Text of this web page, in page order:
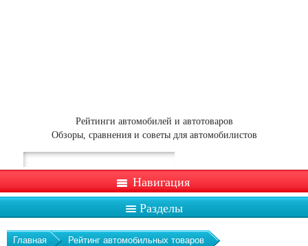
Рейтинги автомобилей и автотоваров
Обзоры, сравнения и советы для автомобилистов
Навигация
Разделы
Главная Рейтинг автомобильных товаров